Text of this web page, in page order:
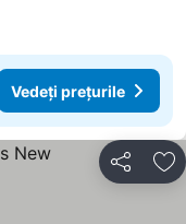
Vedeți prețurile
Distribuiți